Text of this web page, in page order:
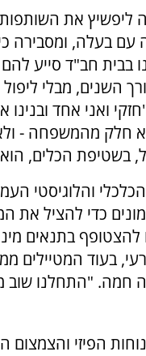
ליפשיץ את
עם בעלה, ומסבירה
בבית חב"ד סייע להם
השנים, מבלי ליפול
"חזקי ואני אחד
חלק מהמשפחה -
בשטיפת הכלים, הוא
והלוגיסטי
כדי להציל את
להצטופף בתנאים
בעוד המטיילים
חמה. "התחלנו
הפיזי והצמצום